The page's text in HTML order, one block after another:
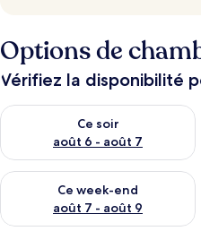
Options de
Vérifiez la disponibilité
Ce soir
août 6 - août 7
Vérifier la disponibilité pour ce
Ce week-end
août 7 - août 9
Vérifier la disponibilité pour ce